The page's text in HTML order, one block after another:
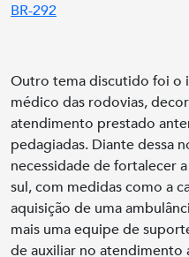
BR-292
Outro tema discutido foi o
médico das rodovias,
atendimento prestado
pedagiadas. Diante dessa
necessidade de fortalecer
sul, com medidas como a
aquisição de uma
mais uma equipe de
de auxiliar no atendimento